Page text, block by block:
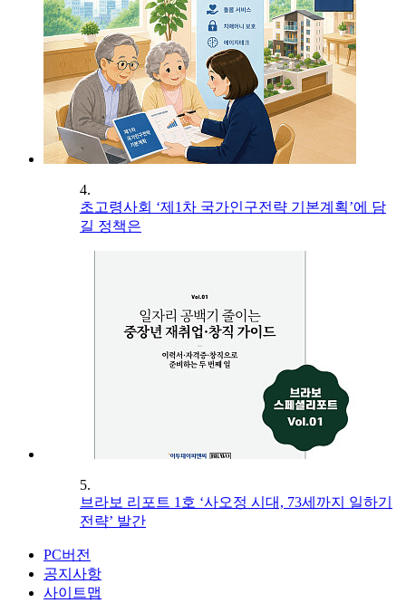
4.
초고령사회 ‘제1차 국가인구전략 기본계획’에 담
길 정책은
5.
브라보 리포트 1호 ‘사오정 시대, 73세까지 일하기
전략’ 발간
PC버전
공지사항
사이트맵